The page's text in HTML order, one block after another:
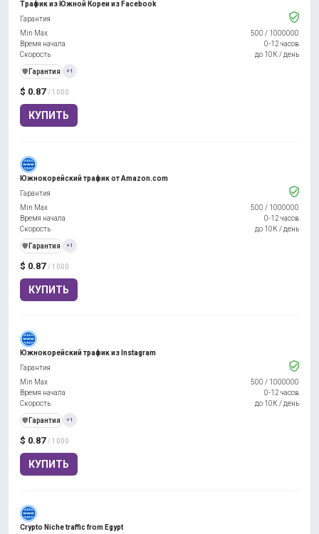
Трафик из Южной Кореи из Facebook
$ 0.87 / 1000
КУПИТЬ
Гарантия
Min Max
500 / 1000000
Время начала
0-12 часов
Скорость
до 10К / день
️🛡️ Гарантия +1
Южнокорейский трафик от Amazon.com
$ 0.87 / 1000
КУПИТЬ
Гарантия
Min Max
500 / 1000000
Время начала
0-12 часов
Скорость
до 10К / день
️🛡️ Гарантия +1
Южнокорейский трафик из Instagram
$ 0.87 / 1000
КУПИТЬ
Гарантия
Min Max
500 / 1000000
Время начала
0-12 часов
Скорость
до 10К / день
️🛡️ Гарантия +1
Crypto Niche traffic from Egypt